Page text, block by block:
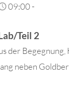
09:00-
Teil 2
der Begegnung,
neben